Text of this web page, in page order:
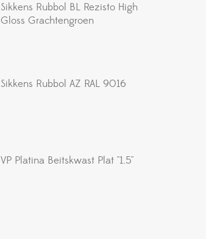
Sikkens Rubbol BL Rezisto High
Gloss Grachtengroen
Sikkens Rubbol AZ RAL 9016
VP Platina Beitskwast Plat ''1.5''